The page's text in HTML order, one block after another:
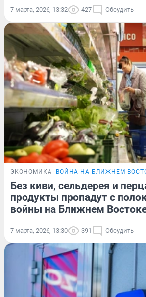
7 марта, 2026, 13:32 427 Обсудить
ЭКОНОМИКА ВОЙНА НА БЛИЖНЕМ
Без киви, сельдерея и
продукты пропадут с
войны на Ближнем
7 марта, 2026, 13:30 391 Обсудить